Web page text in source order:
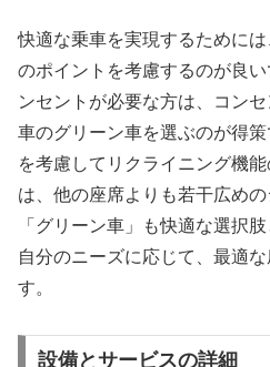
快適な乗車を実現するために
のポイントを考慮するのが良
ンセントが必要な方は、コン
車のグリーン車を選ぶのが得
を考慮してリクライニング機
は、他の座席よりも若干広め
「グリーン車」も快適な選択
自分のニーズに応じて、最適
す。
設備とサービスの詳細